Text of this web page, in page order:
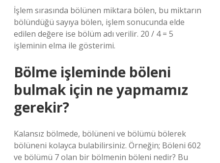
İşlem sırasında bölünen miktara bölen, bu miktarın
bölündüğü sayıya bölen, işlem sonucunda elde
edilen değere ise bölüm adı verilir. 20 / 4 = 5
işleminin elma ile gösterimi.
Bölme işleminde böleni
bulmak için ne yapmamız
gerekir?
Kalansız bölmede, bölüneni ve bölümü bölerek
bölüneni kolayca bulabilirsiniz. Örneğin; Böleni 602
ve bölümü 7 olan bir bölmenin böleni nedir? Bu